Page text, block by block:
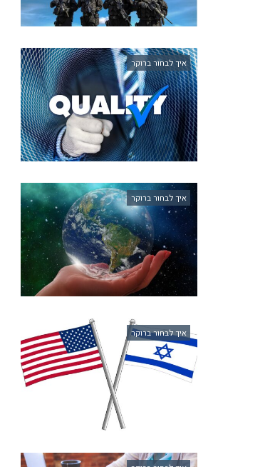
איך לבחור ברוקר
איך לבחור ברוקר
איך לבחור ברוקר